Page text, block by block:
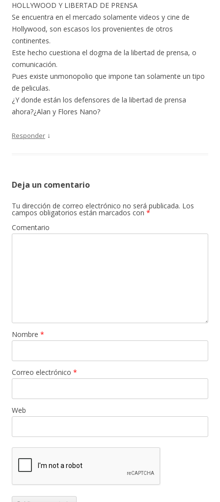
HOLLYWOOD Y LIBERTAD DE PRENSA
Se encuentra en el mercado solamente videos y cine de
Hollywood, son escasos los provenientes de otros
continentes.
Este hecho cuestiona el dogma de la libertad de prensa, o
comunicación.
Pues existe unmonopolio que impone tan solamente un tipo
de peliculas.
¿Y donde están los defensores de la libertad de prensa
ahora?¿Alan y Flores Nano?
Responder ↓
Deja un comentario
Tu dirección de correo electrónico no será publicada. Los
campos obligatorios están marcados con *
Comentario
Nombre *
Correo electrónico *
Web